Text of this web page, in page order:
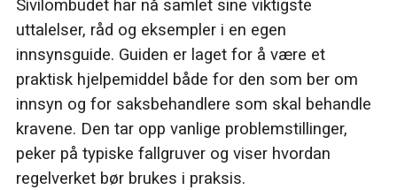
Sivilombudet har nå samlet sine viktigste
uttalelser, råd og eksempler i en egen
innsynsguide. Guiden er laget for å være et
praktisk hjelpemiddel både for den som ber om
innsyn og for saksbehandlere som skal behandle
kravene. Den tar opp vanlige problemstillinger,
peker på typiske fallgruver og viser hvordan
regelverket bør brukes i praksis.